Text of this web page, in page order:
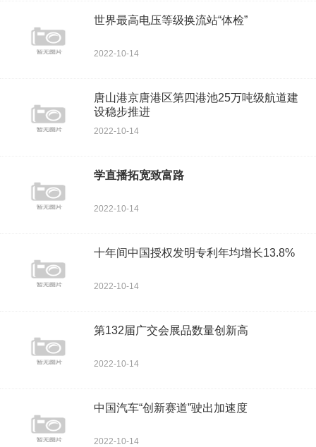
世界最高电压等级换流站“体检”
2022-10-14
唐山港京唐港区第四港池25万吨级航道建
设稳步推进
2022-10-14
学直播拓宽致富路
2022-10-14
十年间中国授权发明专利年均增长13.8%
2022-10-14
第132届广交会展品数量创新高
2022-10-14
中国汽车“创新赛道”驶出加速度
2022-10-14